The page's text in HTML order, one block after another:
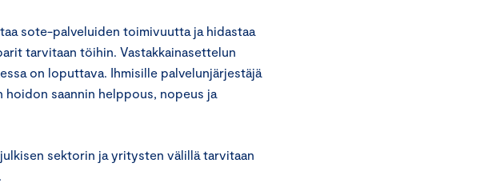
sote-palveluiden toimivuutta ja hidastaa
tarvitaan töihin. Vastakkainasettelun
on loputtava. Ihmisille palvelunjärjestäjä
hoidon saannin helppous, nopeus ja
sektorin ja yritysten välillä tarvitaan